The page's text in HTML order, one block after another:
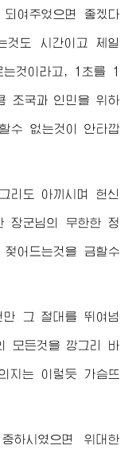
여주었으면 좋겠다
것도 시간이고 제일
것이라고, 1초를 1
조국과 인민을 위하
수 없는것이 안타깝
리도 아끼시며 헌신
장군님 의 무한한 정
어드는것을 금할수
만 그 절대를 뛰여넘
모든것을 깡그리 바
지는 이렇듯 가슴뜨
하시였으면 위대한